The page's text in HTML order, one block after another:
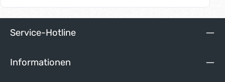
Service-Hotline
Informationen